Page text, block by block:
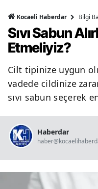
Kocaeli Haberdar Bilgi
Sıvı Sabun
Etmeliyiz?
Cilt tipinize uygun
vadede cildinize
sıvı sabun seçerek
Haberdar